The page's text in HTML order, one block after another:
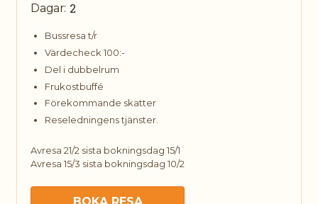
Dagar: 2
Bussresa t/r
Värdecheck 100:-
Del i dubbelrum
Frukostbuffé
Förekommande skatter
Reseledningens tjänster.
Avresa 21/2 sista bokningsdag 15/1
Avresa 15/3 sista bokningsdag 10/2
BOKA RESA